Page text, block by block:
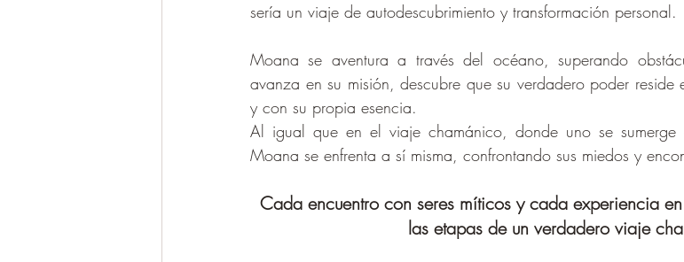
sería un viaje de autodescubrimiento y transformación personal.
Moana se aventura a través del océano, superando
avanza en su misión, descubre que su verdadero poder
y con su propia esencia.
Al igual que en el viaje chamánico, donde uno se sumerge
Moana se enfrenta a sí misma, confrontando sus miedos y
Cada encuentro con seres míticos y cada experiencia
las etapas de un verdadero viaje